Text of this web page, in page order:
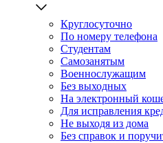
Круглосуточно
По номеру телефона
Студентам
Самозанятым
Военнослужащим
Без выходных
На электронный
Для исправления
Не выходя из дома
Без справок и